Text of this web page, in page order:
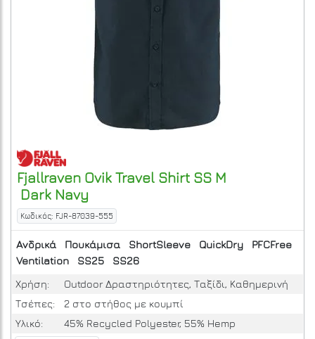
Fjallraven Ovik Travel Shirt SS M
Dark Navy
Κωδικός: FJR-87039-555
Ανδρικά Πουκάμισα ShortSleeve QuickDry
PFCFree
Ventilation
SS25
SS26
Χρήση:
Outdoor Δραστηριότητες, Ταξίδι, Καθημερινή
Τσέπες:
2 στο στήθος με κουμπί
Υλικό:
45% Recycled Polyester, 55% Hemp